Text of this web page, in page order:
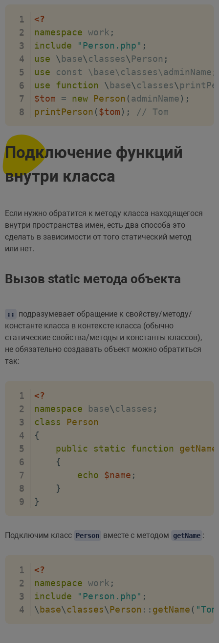
<?
namespace work ;
include
"Person.php" ;
use
\ base\ classes\ Person ;
use
const \base\classes\adminName ;
use
function \ base\ classes\
$tom
= new Person (adminName) ;
printPerson ($tom) ; // Tom
Подключение функций
внутри класса
Если нужно обратится к методу класса находящегося
внутри пространства имен, есть два способа это
сделать в зависимости от того статический метод
или нет.
Вызов static метода объекта
::
подразумевает обращение к свойству/методу/
константе класса в контексте класса (обычно
статические свойства/методы и константы классов),
не обязательно создавать объект можно обратиться
так:
<?
namespace
base\ classes ;
class
Person
{
public
static function getName
{
echo
$name ;
}
}
Подключим класс Person вместе с методом getName :
<?
namespace work ;
include
"Person.php" ;
\base\classes\Person :: getName (